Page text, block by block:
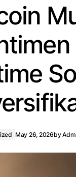
May 26, 2026by